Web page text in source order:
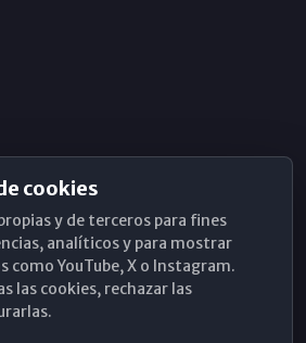
cookies
y de terceros para fines
analíticos y para mostrar
YouTube, X o Instagram.
las cookies, rechazar las